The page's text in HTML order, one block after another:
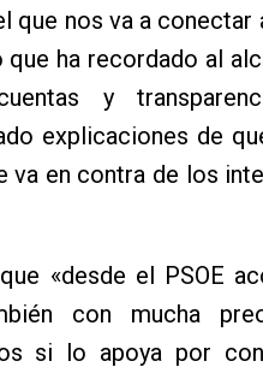
nos va a conectar
ha recordado al
y
explicaciones de
va en contra de los
«desde el PSOE
con mucha
si lo apoya por